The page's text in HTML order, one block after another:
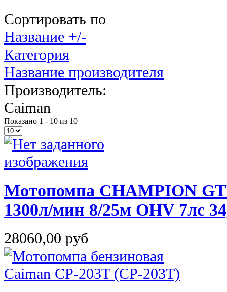
Сортировать по
Название +/-
Категория
Название производителя
Производитель:
Caiman
Показано 1 - 10 из 10
Мотопомпа CHAMPION
1300л/мин 8/25м OHV 7лс
28060,00 руб